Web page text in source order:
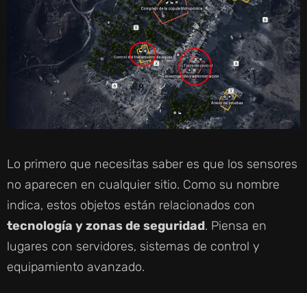
Lo primero que necesitas saber es que los sensores
no aparecen en cualquier sitio. Como su nombre
indica, estos objetos están relacionados con
tecnología y zonas de seguridad. Piensa en
lugares con servidores, sistemas de control y
equipamiento avanzado.